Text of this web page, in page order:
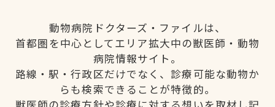
動物病院ドクターズ・ファイルは、
首都圏を中心としてエリア拡大中の獣医師・動物
病院情報サイト。
路線・駅・行政区だけでなく、診療可能な動物か
らも検索できることが特徴的。